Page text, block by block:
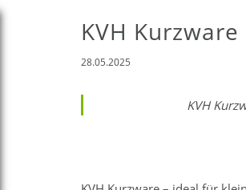
KVH Kurzware
28.05.2025
KVH